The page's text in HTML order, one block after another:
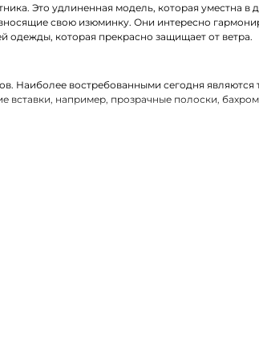
Это удлиненная модель, которая уместна в
свою изюминку. Они интересно
одежды, которая прекрасно защищает от ветра.
Наиболее востребованными сегодня
например, прозрачные полоски,
комбинироваться со стриженной шерстью,